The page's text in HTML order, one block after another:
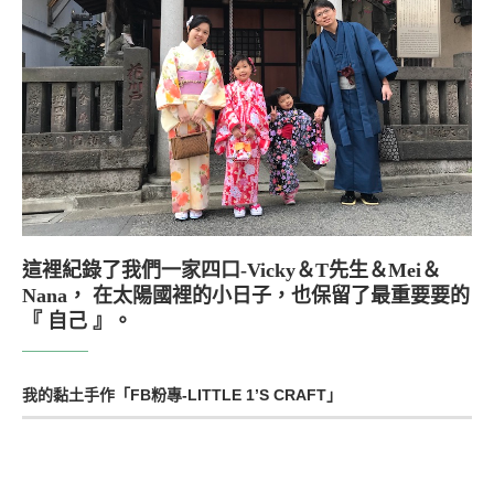
這裡紀錄了我們一家四口-Vicky＆T先生＆Mei＆
Nana， 在太陽國裡的小日子，也保留了最重要要的
『 自己 』。
我的黏土手作「FB粉專-LITTLE 1’S CRAFT」